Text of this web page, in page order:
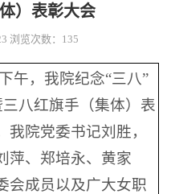
）表彰大会
浏览次数： 135
午，我院纪念“三八”
八红旗手（集体）表
院党委书记刘胜，
萍、郑培永、黄家
会成员以及广大女职